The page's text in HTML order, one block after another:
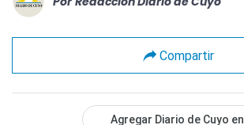
Compartir
Agregar Diario de Cuyo en